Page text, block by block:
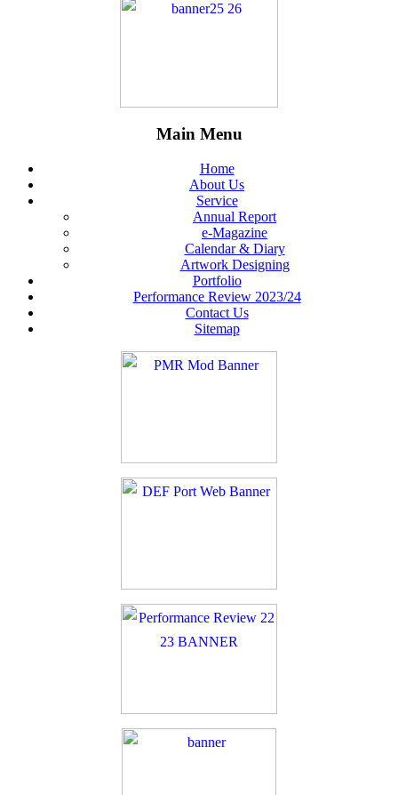
Main Menu
Home
About Us
Service
Annual Report
e-Magazine
Calendar & Diary
Artwork Designing
Portfolio
Performance Review 2023/24
Contact Us
Sitemap